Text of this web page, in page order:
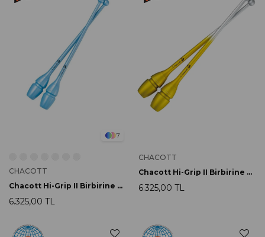
7
CHACOTT
Chacott Hi-Grip II Birbirine Bağlanabilir Labut 45.5cm 022 Sax Blue
6.325,00 TL
CHACOTT
Chacott Hi-Grip II Birbirine Baglanabilir Labut 41cm 763 Yellow
6.325,00 TL